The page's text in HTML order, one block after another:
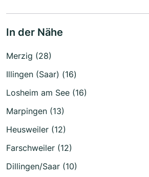
In der Nähe
Merzig (28)
Illingen (Saar) (16)
Losheim am See (16)
Marpingen (13)
Heusweiler (12)
Farschweiler (12)
Dillingen/Saar (10)